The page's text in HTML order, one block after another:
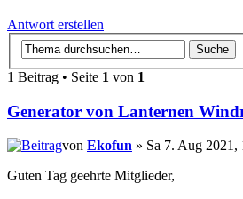
Antwort erstellen
1 Beitrag • Seite 1 von 1
Generator von Lanternen
von Ekofun » Sa 7. Aug 2021,
Guten Tag geehrte Mitglieder,